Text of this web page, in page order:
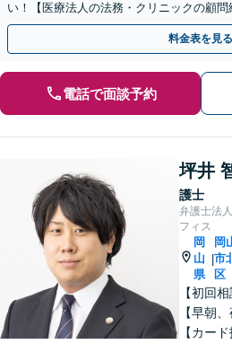
い！【医療法人の法務・クリニックの顧
ドバイスで、納得のできるトラブルの解
料金表を見る
電話で面談予約
坪井
護士
弁護士法
フィス
岡
山
県
|
岡
市
区
【初回
【早朝
【カー